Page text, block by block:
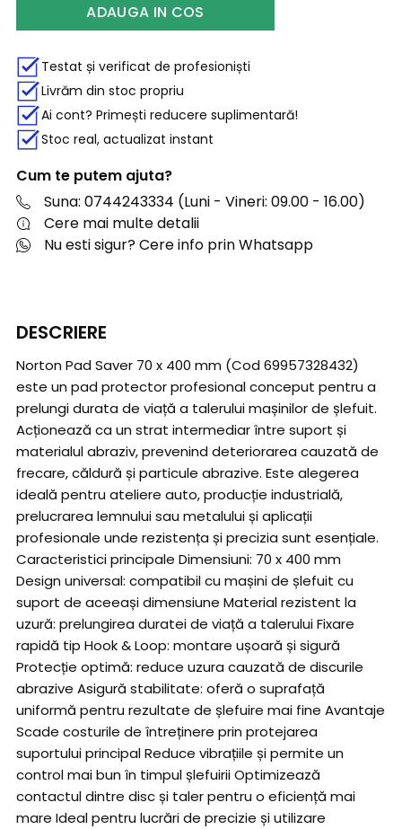
ADAUGA IN COS
Testat și verificat de profesioniști
Livrăm din stoc propriu
Ai cont? Primești reducere suplimentară!
Stoc real, actualizat instant
Cum te putem ajuta?
Suna: 0744243334 (Luni - Vineri: 09.00 - 16.00)
Cere mai multe detalii
Nu esti sigur? Cere info prin Whatsapp
DESCRIERE
Norton Pad Saver 70 x 400 mm (Cod 69957328432)
este un pad protector profesional conceput pentru a
prelungi durata de viață a talerului mașinilor de șlefuit.
Acționează ca un strat intermediar între suport și
materialul abraziv, prevenind deteriorarea cauzată de
frecare, căldură și particule abrazive. Este alegerea
ideală pentru ateliere auto, producție industrială,
prelucrarea lemnului sau metalului și aplicații
profesionale unde rezistența și precizia sunt esențiale.
Caracteristici principale Dimensiuni: 70 x 400 mm
Design universal: compatibil cu mașini de șlefuit cu
suport de aceeași dimensiune Material rezistent la
uzură: prelungirea duratei de viață a talerului Fixare
rapidă tip Hook & Loop: montare ușoară și sigură
Protecție optimă: reduce uzura cauzată de discurile
abrazive Asigură stabilitate: oferă o suprafață
uniformă pentru rezultate de șlefuire mai fine Avantaje
Scade costurile de întreținere prin protejarea
suportului principal Reduce vibrațiile și permite un
control mai bun în timpul șlefuirii Optimizează
contactul dintre disc și taler pentru o eficiență mai
mare Ideal pentru lucrări de precizie și utilizare